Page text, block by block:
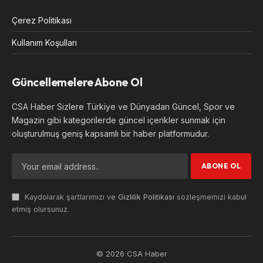
Çerez Politikası
Kullanım Koşulları
Güncellemelere Abone Ol
CSA Haber Sizlere Türkiye ve Dünyadan Güncel, Spor ve
Magazin gibi kategorilerde güncel içerikler sunmak için
oluşturulmuş geniş kapsamlı bir haber platformudur.
Kaydolarak şartlarımızı ve Gizlilik Politikası sözleşmemizi kabul
etmiş olursunuz.
© 2026 CSA Haber